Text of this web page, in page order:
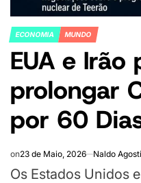
POSTED
IN
ECONOMIA MUNDO
EUA e Irão
prolongar
por 60
on23 de Maio, 2026 Naldo
Os Estados Unidos